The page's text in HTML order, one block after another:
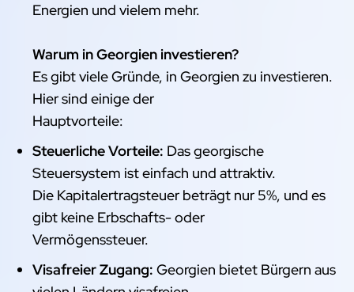
Energien und vielem mehr.
Warum in Georgien investieren?
Es gibt viele Gründe, in Georgien zu investieren.
Hier sind einige der
Hauptvorteile:
Steuerliche Vorteile: Das georgische
Steuersystem ist einfach und attraktiv.
Die Kapitalertragsteuer beträgt nur 5%, und es
gibt keine Erbschafts- oder
Vermögenssteuer.
Visafreier Zugang: Georgien bietet Bürgern aus